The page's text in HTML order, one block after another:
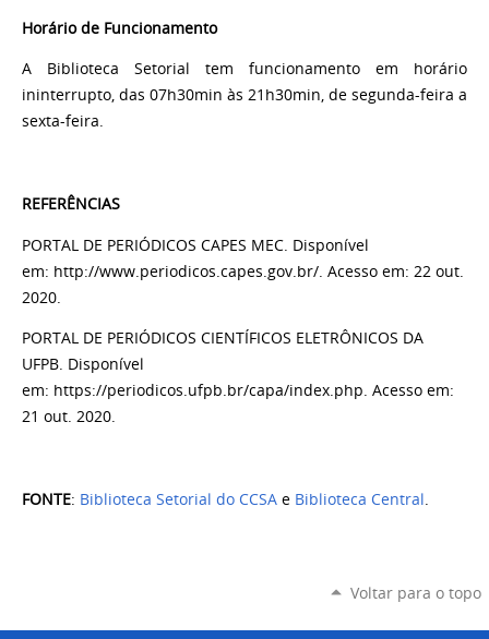
Horário de Funcionamento
A Biblioteca Setorial tem funcionamento em horário
ininterrupto, das 07h30min às 21h30min, de segunda-feira a
sexta-feira.
REFERÊNCIAS
PORTAL DE PERIÓDICOS CAPES MEC. Disponível
em: http://www.periodicos.capes.gov.br/. Acesso em: 22 out.
2020.
PORTAL DE PERIÓDICOS CIENTÍFICOS ELETRÔNICOS DA
UFPB. Disponível
em: https://periodicos.ufpb.br/capa/index.php. Acesso em:
21 out. 2020.
FONTE: Biblioteca Setorial do CCSA e Biblioteca Central.
Voltar para o topo